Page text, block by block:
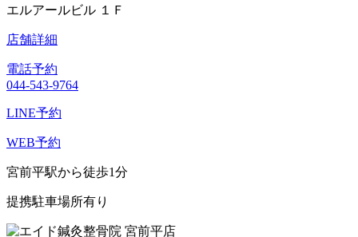
エルアールビル １Ｆ
店舗詳細
電話予約
044-543-9764
LINE予約
WEB予約
宮前平駅から徒歩1分
提携駐車場所有り